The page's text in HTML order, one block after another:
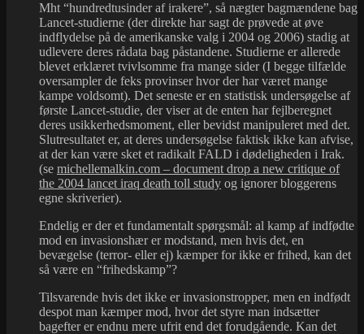
Mht “hundredtusinder af irakere”, så nægter bagmændene bag
Lancet-studierne (der direkte har sagt de prøvede at øve
indflydelse på de amerikanske valg i 2004 og 2006) stadig at
udlevere deres rådata bag påstandene. Studierne er allerede
blevet erklæret tvivlsomme fra mange sider (I begge tilfælde
oversampler de feks provinser hvor der har været mange
kampe voldsomt). Det seneste er en statistisk undersøgelse af
første Lancet-studie, der viser at de enten har fejlberegnet
deres usikkerhedsmoment, eller bevidst manipuleret med det.
Slutresultatet er, at deres undersøgelse faktisk ikke kan afvise,
at der kan være sket et radikalt FALD i dødeligheden i Irak.
(se michellemalkin.com – document drop a new critique of
the 2004 lancet iraq death toll study og ignorer bloggerens
egne skriverier).
Endelig er der et fundamentalt spørgsmål: al kamp af indfødte
mod en invasionshær er modstand, men hvis det, en
bevægelse (terror- eller ej) kæmper for ikke er frihed, kan det
så være en “frihedskamp”?
Tilsvarende hvis det ikke er invasionstropper, men en indfødt
despot man kæmper mod, hvor det styre man indsætter
bagefter er endnu mere ufrit end det forudgående. Kan det